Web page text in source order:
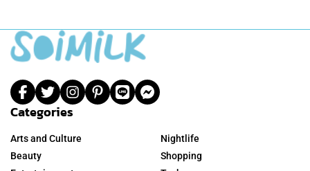
Categories
Arts and Culture
Beauty
Nightlife
Shopping